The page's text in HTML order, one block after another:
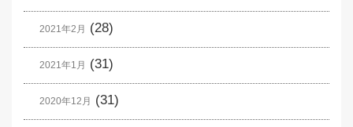
2021年2月 (28)
2021年1月 (31)
2020年12月 (31)